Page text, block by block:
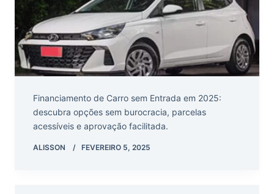
Financiamento de Carro sem Entrada em 2025:
descubra opções sem burocracia, parcelas
acessíveis e aprovação facilitada.
ALISSON FEVEREIRO 5, 2025